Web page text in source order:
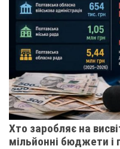
Хто заробляє на
мільйонні бюджети і